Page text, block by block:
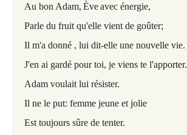
Au bon Adam, Èveavec énergie,
Parle du fruit qu'elle vient de goûter;
Il m'a donné , lui dit-elle une nouvelle vie.
J'en ai gardé pour toi, je viens te l'apporter.
Adam voulait lui résister.
Il ne le put: femme jeune et jolie
Est toujours sûre de tenter.